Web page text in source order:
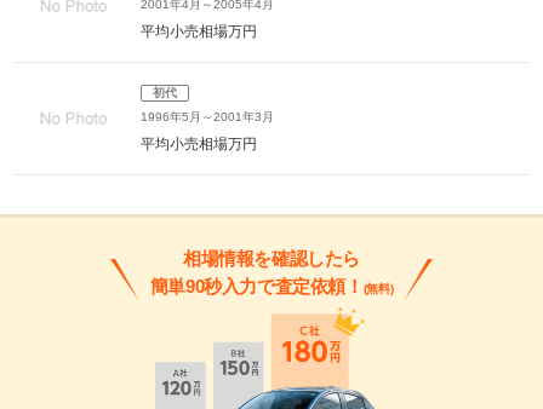
2001年4月～2005年4月
平均小売相場万円
初代
1996年5月～2001年3月
平均小売相場万円
相場情報を確認したら
簡単90秒入力で査定依頼！ (無料)